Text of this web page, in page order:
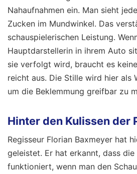
Nahaufnahmen ein. Man sieht
Zucken im Mundwinkel. Das
schauspielerischen Leistung.
Hauptdarstellerin in ihrem Auto
sie verfolgt wird, braucht es
reicht aus. Die Stille wird hier als
um die Beklemmung greifbar zu
Hinter den Kulissen der
Regisseur Florian Baxmeyer hat
geleistet. Er hat erkannt, dass
funktioniert, wenn man den